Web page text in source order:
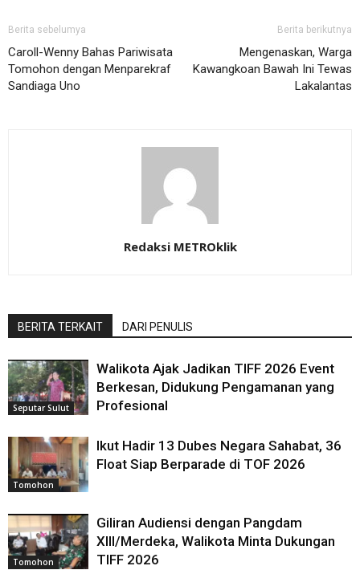
Berita sebelumya
Caroll-Wenny Bahas Pariwisata
Tomohon dengan Menparekraf
Sandiaga Uno
Berita berikutnya
Mengenaskan, Warga
Kawangkoan Bawah Ini Tewas
Lakalantas
Redaksi METROklik
BERITA TERKAIT DARI PENULIS
Seputar Sulut
Walikota Ajak Jadikan TIFF 2026 Event
Berkesan, Didukung Pengamanan yang
Profesional
Tomohon
Ikut Hadir 13 Dubes Negara Sahabat, 36
Float Siap Berparade di TOF 2026
Tomohon
Giliran Audiensi dengan Pangdam
XIII/Merdeka, Walikota Minta Dukungan
TIFF 2026